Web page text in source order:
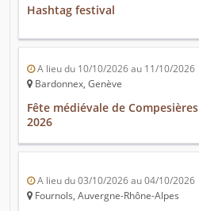
Hashtag festival
A lieu du 10/10/2026 au 11/10/2026
Bardonnex, Genève
Fête médiévale de Compesières
2026
A lieu du 03/10/2026 au 04/10/2026
Fournols, Auvergne-Rhône-Alpes